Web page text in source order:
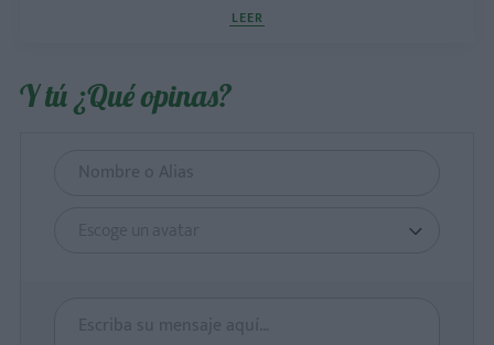
LEER
Y tú ¿Qué opinas?
Escoge un avatar